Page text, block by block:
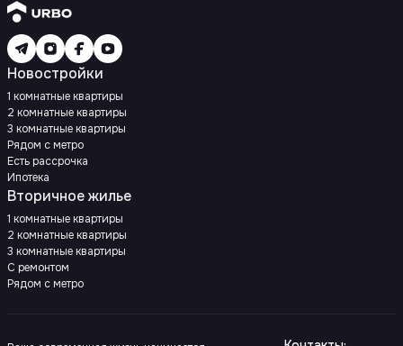
Новостройки
1 комнатные квартиры
2 комнатные квартиры
3 комнатные квартиры
Рядом с метро
Есть рассрочка
Ипотека
Вторичное жилье
1 комнатные квартиры
2 комнатные квартиры
3 комнатные квартиры
С ремонтом
Рядом с метро